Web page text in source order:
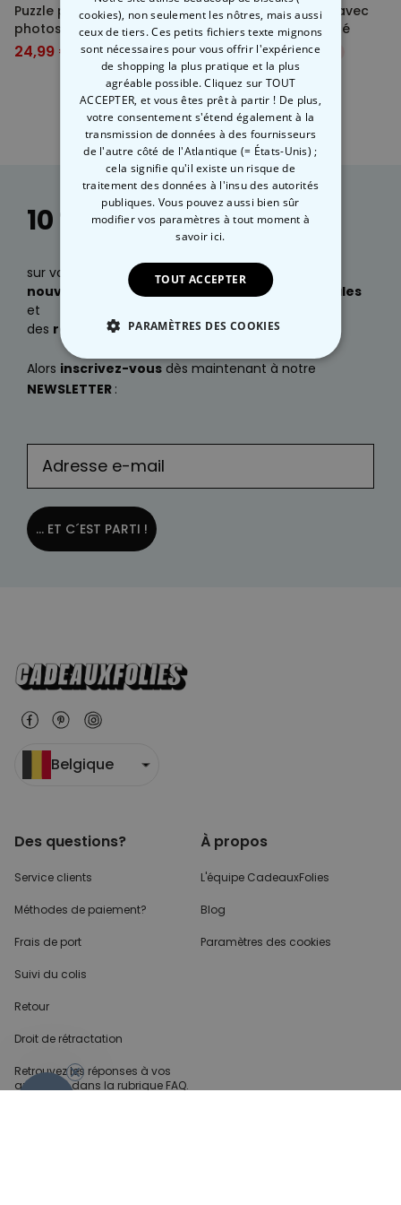
Puzzle personnalisé avec 4
photos et texte
24,99 € 34,99 € -29%
Puzzle personnalisé avec
photo et texte courbé
24,99 €34,99 € -29%
10 % de réduction
sur votre prochaine commande, des infos sur nos
nouveautés
, ainsi que des
idées cadeaux géniales
et
des réductions exclusives ?
Alors inscrivez-vous dès maintenant à notre
NEWSLETTER :
... ET C´EST PARTI !
Belgique
Des questions?
Service clients
Méthodes de paiement?
Frais de port
Suivi du colis
Retour
Droit de rétractation
Retrouvez les réponses à vos
questions dans la rubrique FAQ.
À propos
L'équipe CadeauxFolies
Blog
Paramètres des cookies
cookies), non seulement les nôtres, mais aussi
ceux de tiers. Ces petits fichiers texte mignons
sont nécessaires pour vous offrir l'expérience
de shopping la plus pratique et la plus
agréable possible. Cliquez sur TOUT
ACCEPTER, et vous êtes prêt à partir ! De plus,
votre consentement s'étend également à la
transmission de données à des fournisseurs
de l'autre côté de l'Atlantique (= États-Unis) ;
cela signifie qu'il existe un risque de
traitement des données à l'insu des autorités
publiques. Vous pouvez aussi bien sûr
modifier vos paramètres à tout moment à
savoir ici.
TOUT ACCEPTER
PARAMÈTRES DES COOKIES
STRICTEMENT NÉCESSAIRE
NON CLASSÉ